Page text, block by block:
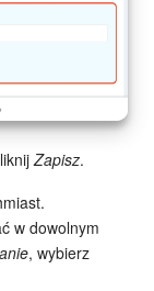
Zapisz.
w dowolnym
, wybierz